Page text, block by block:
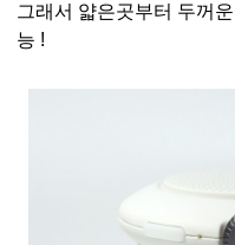
그래서 얇은곳부터 두꺼
능 !